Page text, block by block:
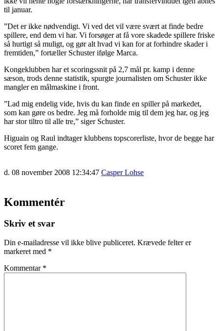
til januar.
”Det er ikke nødvendigt. Vi ved det vil være svært at finde bedre
spillere, end dem vi har. Vi forsøger at få vore skadede spillere friske
så hurtigt så muligt, og gør alt hvad vi kan for at forhindre skader i
fremtiden,” fortæller Schuster ifølge Marca.
Kongeklubben har et scoringssnit på 2,7 mål pr. kamp i denne
sæson, trods denne statistik, spurgte journalisten om Schuster ikke
mangler en målmaskine i front.
”Lad mig endelig vide, hvis du kan finde en spiller på markedet,
som kan gøre os bedre. Jeg må forholde mig til dem jeg har, og jeg
har stor tiltro til alle tre,” siger Schuster.
Higuain og Raul indtager klubbens topscorerliste, hvor de begge har
scoret fem gange.
d. 08 november 2008 12:34:47 Casper Lohse
Kommentér
Skriv et svar
Din e-mailadresse vil ikke blive publiceret. Krævede felter er
markeret med *
Kommentar *